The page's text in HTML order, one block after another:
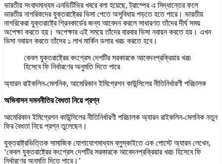
ভারতীয় সংবাদমাধ্যম এনডিটিভির খবরে বলা হয়েছে, ট্রাম্পের এ সিদ্ধান্তের ফলে
ভারতীয় নাগরিকদের যুক্তরাষ্ট্রের ভিসা পেতে অসুবিধায় পড়তে হতে পারে। ভারতীয়
নাগরিকেরা যুক্তরাষ্ট্রে গ্রিনকার্ডের জন্য আবেদন করলে সাধারণত তাঁদের দীর্ঘ সময়
অপেক্ষা করতে হয়। অপেক্ষার এই সময়ে তাঁদের বারবার ভিসা নবায়ন করতে হয়। এখন
ভিসা নবায়ন করতে তাঁদের ১ লাখ মার্কিন ডলার খরচ করতে হবে।
কেবল যুক্তরাষ্ট্রের কংগ্রেস দেশটির সরকারকে আবেদনপ্রক্রিয়ার খরচ
হিসেবে ফি নির্ধারণের অনুমতি দিতে পারে
অ্যারন রাইকলিন-মেলনিক, আমেরিকান ইমিগ্রেশন কাউন্সিলের নীতিনির্ধারণী পরিচালক
অভিবাসন দমননীতির বৈধতা নিয়ে প্রশ্ন
আমেরিকান ইমিগ্রেশন কাউন্সিলের নীতিনির্ধারণী পরিচালক অ্যারন রাইকলিন-মেলনিক নতুন
ফির বৈধতা নিয়ে প্রশ্ন তুলেছেন।
যুক্তরাষ্ট্রভিত্তিক সামাজিক যোগাযোগমাধ্যম ব্লুস্কাইতে এক পোস্টে অ্যারন লেখেন,
‘কেবল যুক্তরাষ্ট্রের কংগ্রেস দেশটির সরকারকে আবেদনপ্রক্রিয়ার খরচ হিসেবে ফি
নির্ধারণের অনুমতি দিতে পারে।’